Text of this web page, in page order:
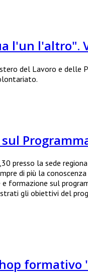
l'un l'altro".
del Lavoro e delle
presso la sede
di più la
formazione sul
gli obiettivi del